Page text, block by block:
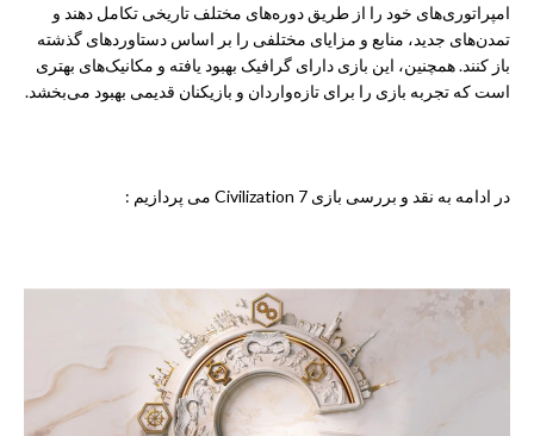
امپراتوری‌های خود را از طریق دوره‌های مختلف تاریخی تکامل دهند و
تمدن‌های جدید، منابع و مزایای مختلفی را بر اساس دستاوردهای گذشته
باز کنند. همچنین، این بازی دارای گرافیک بهبود یافته و مکانیک‌های بهتری
است که تجربه بازی را برای تازه‌واردان و بازیکنان قدیمی بهبود می‌بخشد.
در ادامه به نقد و بررسی بازی Civilization 7 می پردازیم :